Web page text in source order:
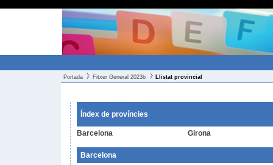
Portada Fitxer General 2023b Llistat provincial
Índex de províncies
Barcelona Girona
Barcelona